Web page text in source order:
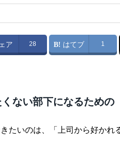
ア 28 はてブ 1
ない部下になるための
たいのは、「上司から好かれ